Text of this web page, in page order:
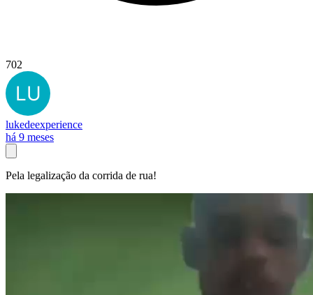
702
lukedeexperience
há 9 meses
Pela legalização da corrida de rua!